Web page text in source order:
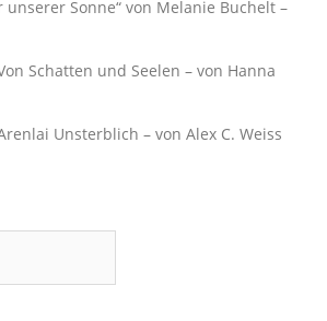
unserer Sonne“ von Melanie Buchelt –
Schatten und Seelen – von Hanna
Unsterblich – von Alex C. Weiss